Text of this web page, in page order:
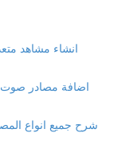
انشاء مشاهد
اضافة مصادر صوت
شرح جميع انواع